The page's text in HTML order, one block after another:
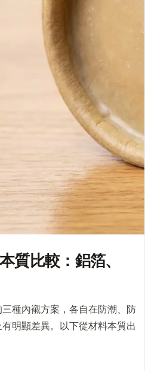
質比較：鋁箔、
種內襯方案，各自在防潮、防
明顯差異。以下從材料本質出